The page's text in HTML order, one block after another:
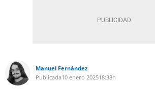
Manuel Fernández
Publicada10 enero 202518:38h